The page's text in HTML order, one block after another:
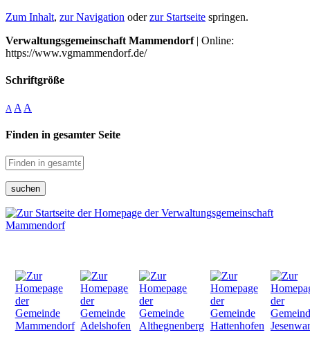
Zum Inhalt, zur Navigation oderzur Startseite springen.
Verwaltungsgemeinschaft Mammendorf| Online:
https://www.vgmammendorf.de/
Schriftgröße
A A A
Finden in gesamter Seite
suchen